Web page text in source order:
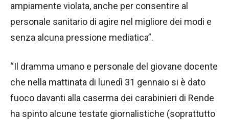
ampiamente violata, anche per consentire al
personale sanitario di agire nel migliore dei modi e
senza alcuna pressione mediatica”.
“Il dramma umano e personale del giovane docente
che nella mattinata di lunedì 31 gennaio si è dato
fuoco davanti alla caserma dei carabinieri di Rende
ha spinto alcune testate giornalistiche (soprattutto